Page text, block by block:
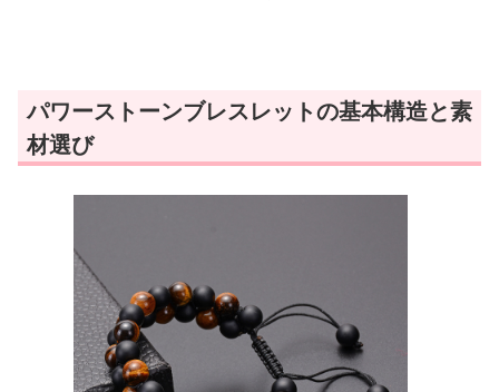
パワーストーンブレスレットの基本構造と素
材選び